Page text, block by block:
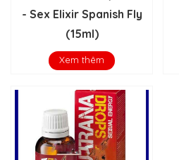
- Sex Elixir Spanish Fly
(15ml)
Xem thêm